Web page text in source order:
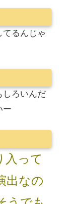
るんじゃ
しろいんだ
ー
入って
出なの